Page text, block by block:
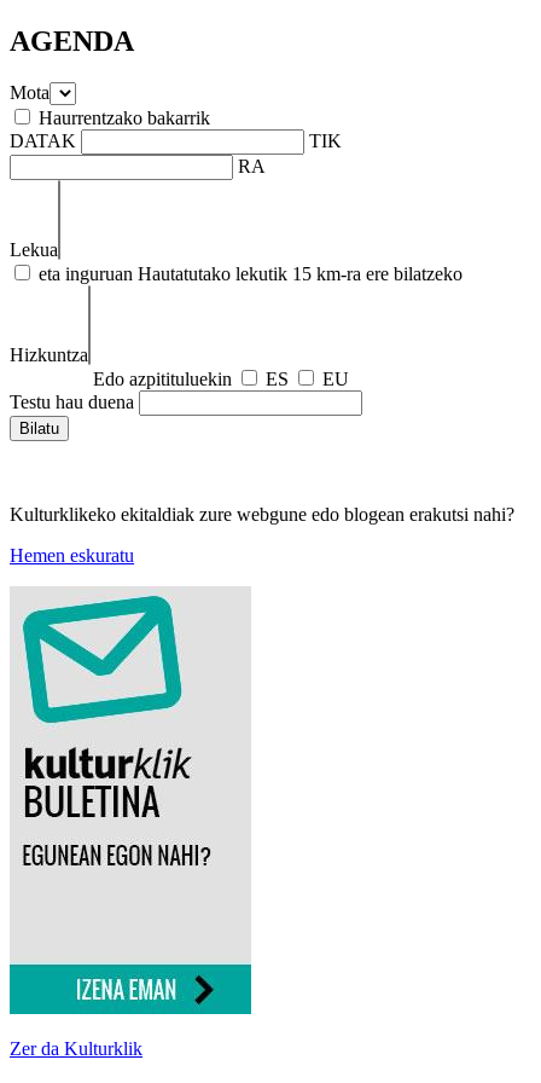
AGENDA
Mota
Haurrentzako bakarrik
DATAK
TIK
RA
Lekua
eta inguruan Hautatutako lekutik 15 km-ra ere bilatzeko
Hizkuntza
Edo azpitituluekin
ES
EU
Testu hau duena
Kulturklikeko ekitaldiak zure webgune edo blogean erakutsi nahi?
Hemen eskuratu
Zer da Kulturklik